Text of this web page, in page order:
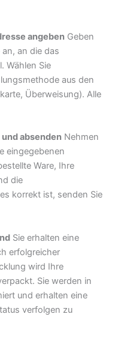
angeben Geben
an die das
Wählen Sie
aus den
Überweisung). Alle
absenden Nehmen
eingegebenen
Ware, Ihre
die
korrekt ist, senden Sie
Sie erhalten eine
erfolgreicher
wird Ihre
Sie werden in
und erhalten eine
verfolgen zu